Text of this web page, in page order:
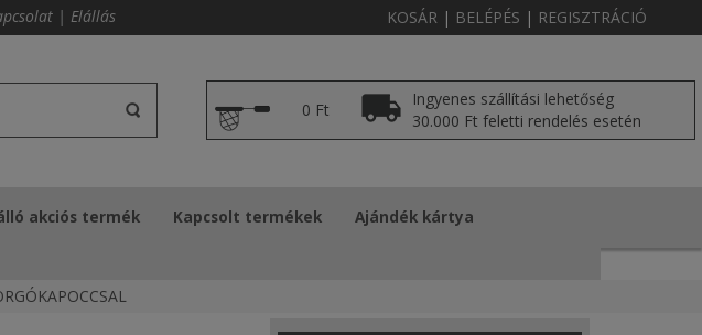
| Elállás KOSÁR | BELÉPÉS | REGISZTRÁCIÓ
0 Ft
Ingyenes szállítási lehetőség
30.000 Ft feletti rendelés esetén
akciós termék Kapcsolt termékek Ajándék kártya